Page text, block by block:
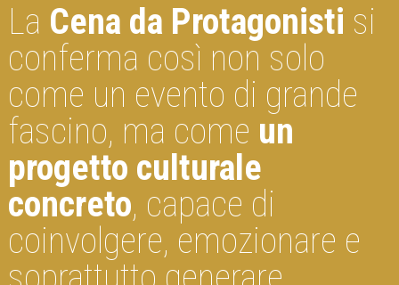
La Cena da Protagonisti si
conferma così non solo
come un evento di grande
fascino, ma come un
progetto culturale
concreto, capace di
coinvolgere, emozionare e